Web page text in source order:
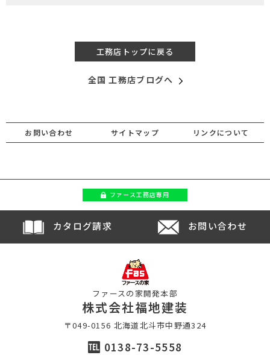
工務店トップに戻る
全国 工務店ブログへ
お問い合わせ サイトマップ リンクについて
ファース工務店専用
カタログ請求 お問い合わせ
ファースの家開発本部
株式会社福地建装
〒049-0156 北海道北斗市中野通324
0138-73-5558